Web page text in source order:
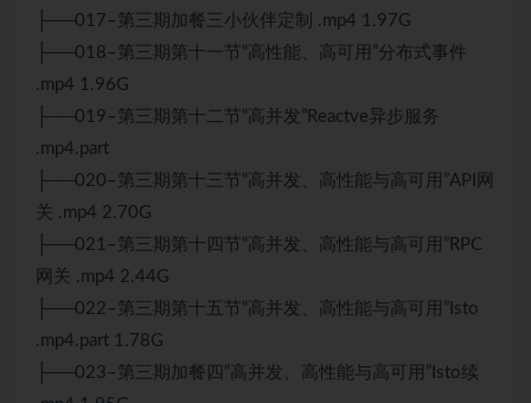
├──017–第三期加餐三小伙伴定制 .mp4 1.97G
├──018–第三期第十一节“高性能、高可用”分布式事件
.mp4 1.96G
├──019–第三期第十二节“高并发”Reactve异步服务
.mp4.part
├──020–第三期第十三节“高并发、高性能与高可用”API网
关 .mp4 2.70G
├──021–第三期第十四节“高并发、高性能与高可用”RPC
网关 .mp4 2.44G
├──022–第三期第十五节“高并发、高性能与高可用”Isto
.mp4.part 1.78G
├──023–第三期加餐四“高并发、高性能与高可用”Isto续